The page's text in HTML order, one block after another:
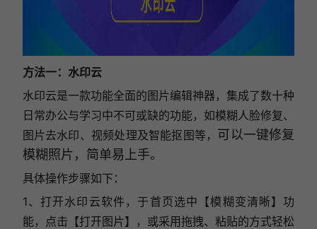
方法一：水印云
水印云是一款功能全面的图片编辑神器，集成了数十种
日常办公与学习中不可或缺的功能，如模糊人脸修复、
图片去水印、视频处理及智能抠图等， 可以一键修复
模糊照片，简单易上手。
具体操作步骤如下：
1、打开水印云软件，于首页选中【模糊变清晰】功
能，点击【打开图片】，或采用拖拽、粘贴的方式轻松